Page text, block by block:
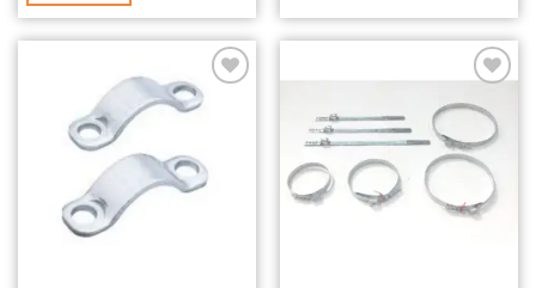
Añadir
Añadir
a la
lista de
deseos